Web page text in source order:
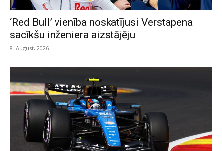
‘Red Bull’ vienība noskatījusi Verstapena
sacīkšu inženiera aizstājēju
8. August, 2026